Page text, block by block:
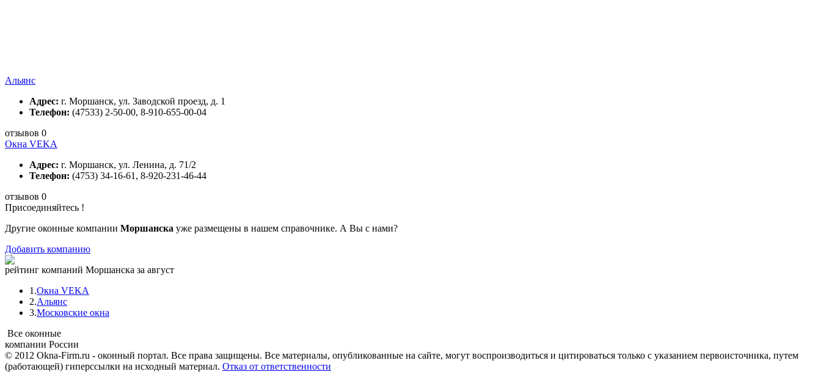
Альянс
Адрес: г. Моршанск, ул. Заводской проезд, д. 1
Телефон: (47533) 2-50-00, 8-910-655-00-04
отзывов 0
Окна VEKA
Адрес: г. Моршанск, ул. Ленина, д. 71/2
Телефон: (4753) 34-16-61, 8-920-231-46-44
отзывов 0
Присоединяйтесь !
Другие оконные компании Моршанска уже размещены в нашем справочнике. А Вы с нами?
Добавить компанию
рейтинг компаний Моршанска за август
1.Окна VEKA
2.Альянс
3.Московские окна
Все оконные
компании России
© 2012 Okna-Firm.ru - оконный портал. Все права защищены. Все материалы, опубликованные на сайте, могут воспроизводиться и цитироваться только с указанием первоисточника, путем
(работающей) гиперссылки на исходный материал. Отказ от ответственности